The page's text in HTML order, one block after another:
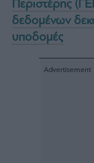
Περιστέρης
δεδομένων
υποδομές